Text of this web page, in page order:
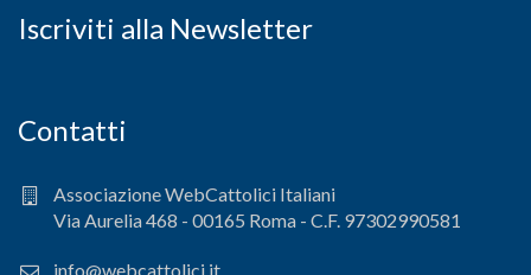
Iscriviti alla Newsletter
Contatti
Associazione WebCattolici Italiani
Via Aurelia 468 - 00165 Roma - C.F. 97302990581
info@webcattolici.it